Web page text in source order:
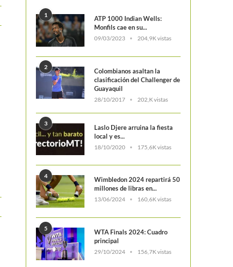
1
ATP 1000 Indian Wells:
Monfils cae en su...
09/03/2023 204,9K vistas
2
Colombianos asaltan la
clasificación del Challenger de
Guayaquil
28/10/2017 202,K vistas
3
Laslo Djere arruina la fiesta
local y es...
18/10/2020 175,6K vistas
4
Wimbledon 2024 repartirá 50
millones de libras en...
13/06/2024 160,6K vistas
5
WTA Finals 2024: Cuadro
principal
29/10/2024 156,7K vistas